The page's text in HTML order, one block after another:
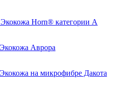
Экокожа Horn® категории A
Экокожа Аврора
Экокожа на микрофибре Дакота